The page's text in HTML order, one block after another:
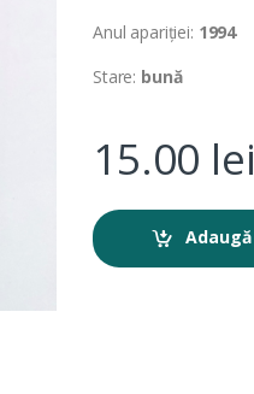
Anul apariției: 1994
Stare: bună
15.00 lei